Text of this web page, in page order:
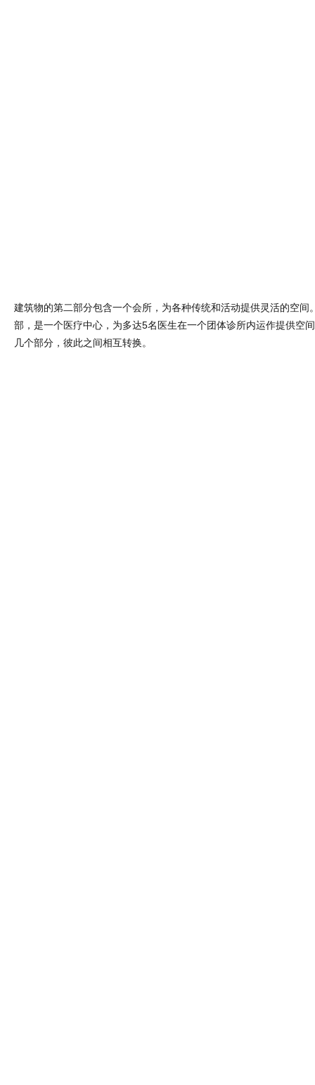
建筑物的第二部分包含一个会所，为各种传统和活动提供灵活的空间
部，是一个医疗中心，为多达5名医生在一个团体诊所内运作提供空
几个部分，彼此之间相互转换。